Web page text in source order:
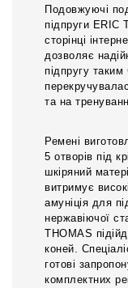
Подовжуючі
підпруги ERIC
сторінці
дозволяє
підпругу таким
та на
Ремені
5 отворів під
шкіряний
витримує
амуніція для
нержавіючої
THOMAS
коней.
готові
комплектних